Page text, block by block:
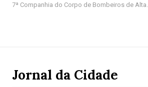
7ª Companhia do Corpo de Bombeiros de Alta...
Jornal da Cidade